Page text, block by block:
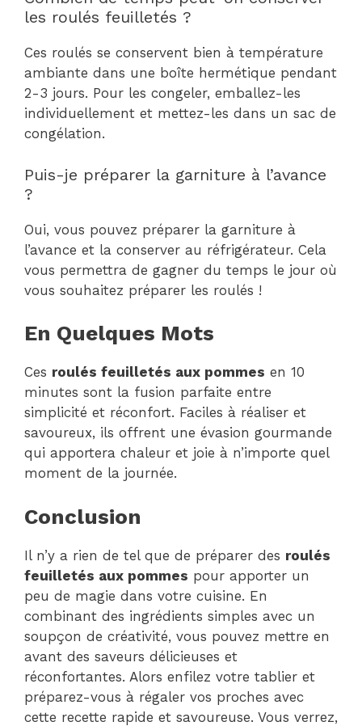
les roulés feuilletés ?
Ces roulés se conservent bien à température
ambiante dans une boîte hermétique pendant
2-3 jours. Pour les congeler, emballez-les
individuellement et mettez-les dans un sac de
congélation.
Puis-je préparer la garniture à l’avance
?
Oui, vous pouvez préparer la garniture à
l’avance et la conserver au réfrigérateur. Cela
vous permettra de gagner du temps le jour où
vous souhaitez préparer les roulés !
En Quelques Mots
Ces roulés feuilletés aux pommes en 10
minutes sont la fusion parfaite entre
simplicité et réconfort. Faciles à réaliser et
savoureux, ils offrent une évasion gourmande
qui apportera chaleur et joie à n’importe quel
moment de la journée.
Conclusion
Il n’y a rien de tel que de préparer des roulés
feuilletés aux pommes pour apporter un
peu de magie dans votre cuisine. En
combinant des ingrédients simples avec un
soupçon de créativité, vous pouvez mettre en
avant des saveurs délicieuses et
réconfortantes. Alors enfilez votre tablier et
préparez-vous à régaler vos proches avec
cette recette rapide et savoureuse. Vous verrez,